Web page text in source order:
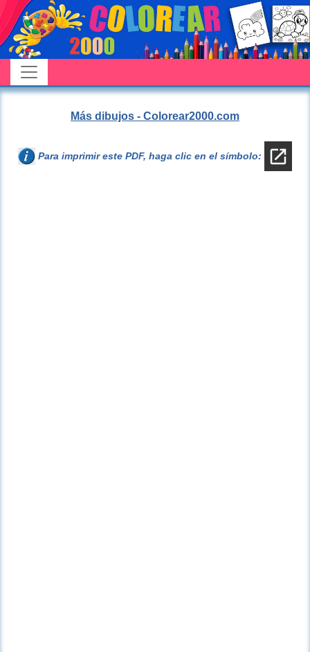
Más dibujos - Colorear2000.com
Para imprimir este PDF, haga clic en el símbolo: